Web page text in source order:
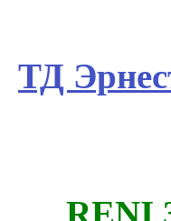
ТД
RENI